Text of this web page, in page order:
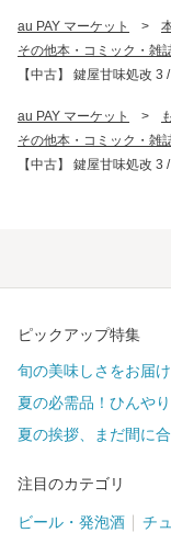
au PAY マーケット >
その他本・コミック・雑
【中古】 鍵屋甘味処改 3
au PAY マーケット >
その他本・コミック・雑
【中古】 鍵屋甘味処改 3
ピックアップ特集
旬の美味しさをお届
夏の必需品！ひんや
夏の挨拶、まだ間に合
注目のカテゴリ
ビール・発泡酒 チ